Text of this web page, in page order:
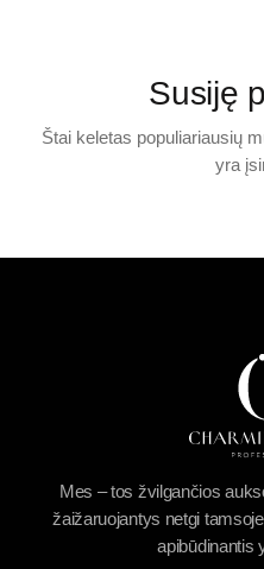
Susiję
Štai keletas populiariausių
yra
Mes – tos žvilgančios
žaižaruojantys netgi
apibūdinantis